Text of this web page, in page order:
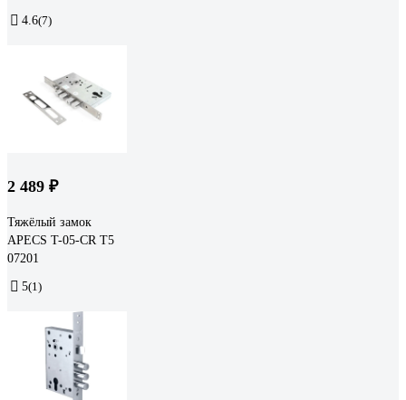
4.6(7)
2 489 ₽
Тяжёлый замок
APECS T-05-CR T5
07201
5(1)